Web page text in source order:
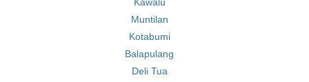
Muntilan
Kotabumi
Balapulang
Deli Tua